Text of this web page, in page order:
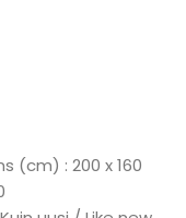
(cm) : 200 x 160